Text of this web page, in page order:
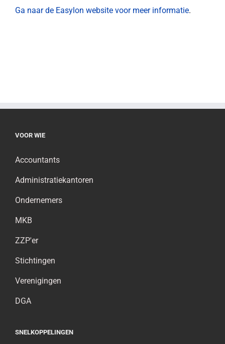
Ga naar de Easylon website voor meer informatie.
VOOR WIE
Accountants
Administratiekantoren
Ondernemers
MKB
ZZP'er
Stichtingen
Verenigingen
DGA
SNELKOPPELINGEN